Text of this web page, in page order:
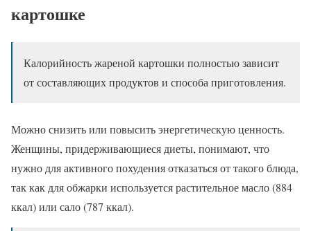
картошке
Калорийность жареной картошки полностью зависит
от составляющих продуктов и способа приготовления.
Можно снизить или повысить энергетическую ценность.
Женщины, придерживающиеся диеты, понимают, что
нужно для активного похудения отказаться от такого блюда,
так как для обжарки используется растительное масло (884
ккал) или сало (787 ккал).